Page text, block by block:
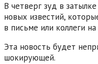
В четверг зуд в
новых известий,
в письме или коллеги
Эта новость будет
шокирующей.